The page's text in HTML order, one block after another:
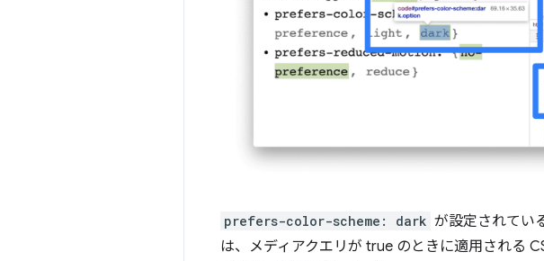
prefers-color-scheme: dark が設定されてい
は、メディアクエリが true のときに適用される